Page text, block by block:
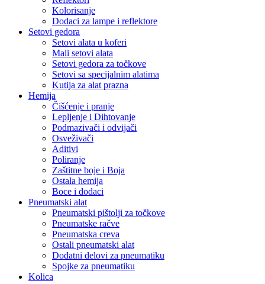
Kolorisanje
Dodaci za lampe i reflektore
Setovi gedora
Setovi alata u koferi
Mali setovi alata
Setovi gedora za točkove
Setovi sa specijalnim alatima
Kutija za alat prazna
Hemija
Čišćenje i pranje
Lepljenje i Dihtovanje
Podmazivači i odvijači
Osveživači
Aditivi
Poliranje
Zaštitne boje i Boja
Ostala hemija
Boce i dodaci
Pneumatski alat
Pneumatski pištolji za točkove
Pneumatske račve
Pneumatska creva
Ostali pneumatski alat
Dodatni delovi za pneumatiku
Spojke za pneumatiku
Kolica